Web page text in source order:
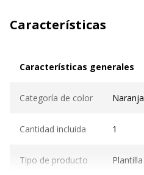
Características
Características generales
Categoría de color Naranja
Cantidad incluida 1
Tipo de producto Plantilla